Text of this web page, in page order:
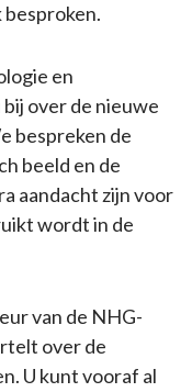
besproken.
en
over de nieuwe
bespreken de
beeld en de
aandacht zijn voor
wordt in de
van de NHG-
over de
U kunt vooraf al